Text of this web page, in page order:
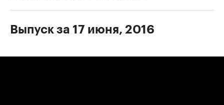
Выпуск за 17 июня, 2016